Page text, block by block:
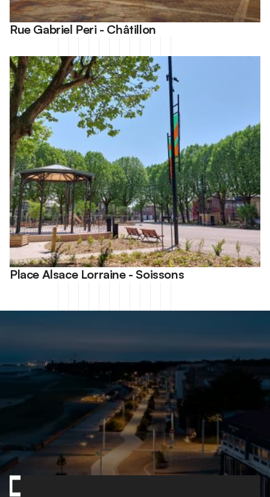
Rue Gabriel Peri - Châtillon
Place Alsace Lorraine - Soissons